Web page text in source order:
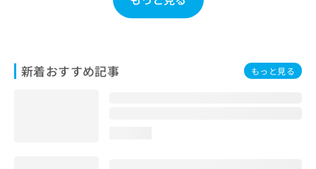
新着おすすめ記事 もっと見る
わ
せ